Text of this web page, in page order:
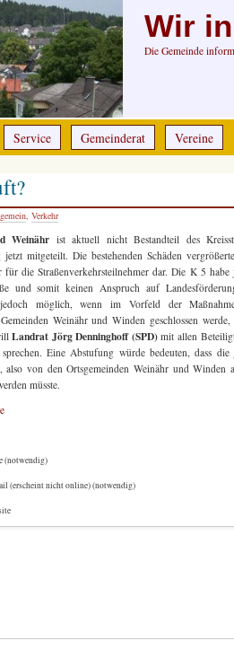
Wir
Die Gemeinde
Service Gemeinderat Vereine
, Verkehr
Weinähr ist aktuell nicht Bestandteil des
mitgeteilt. Die bestehenden Schäden
die Straßenverkehrsteilnehmer dar. Die K 5 habe
und somit keinen Anspruch auf
möglich, wenn im Vorfeld der
Weinähr und Winden geschlossen
Landrat Jörg Denninghoff (SPD)mit allen
Eine Abstufung würde bedeuten, dass die
also von den Ortsgemeinden Weinähr und Winden
müsste.
(notwendig)
(erscheint nicht online) (notwendig)